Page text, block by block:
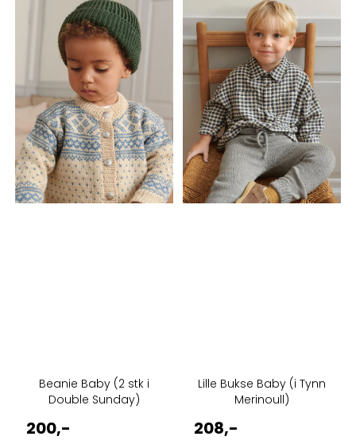
Beanie Baby (2 stk i
Double Sunday)
200,-
Lille Bukse Baby (i Tynn
Merinoull)
208,-